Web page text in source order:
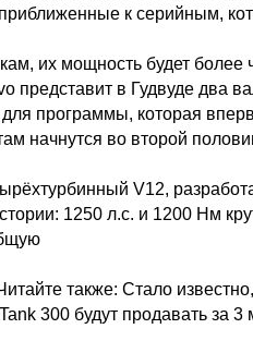
к серийным,
их мощность будет
представит в Гудвуде два
программы, которая
начнутся во второй
V12,
1250 л.с. и 1200 Нм
также: Стало
300 будут продавать за